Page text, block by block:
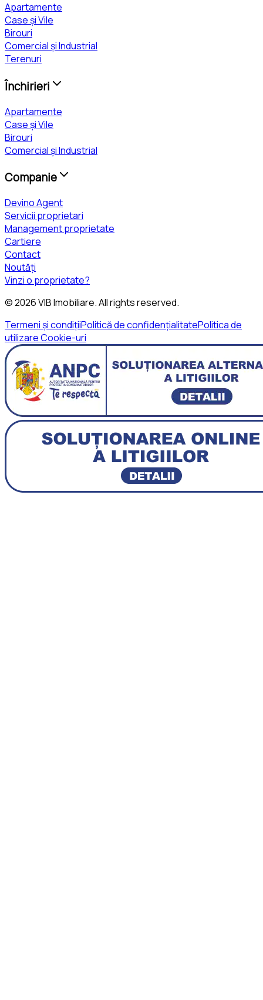
Apartamente
Case și Vile
Birouri
Comercial și Industrial
Terenuri
Închirieri
Apartamente
Case și Vile
Birouri
Comercial și Industrial
Companie
Devino Agent
Servicii proprietari
Management proprietate
Cartiere
Contact
Noutăți
Vinzi o proprietate?
©2026VIB Imobiliare. All rights reserved.
Termeni și condițiiPolitică de confidențialitatePolitica de
utilizare Cookie-uri